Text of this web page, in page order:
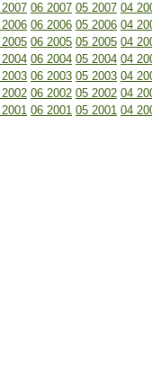
06 2007 05 2007 04
06 2006 05 2006 04
06 2005 05 2005 04
06 2004 05 2004 04
06 2003 05 2003 04
06 2002 05 2002 04
06 2001 05 2001 04